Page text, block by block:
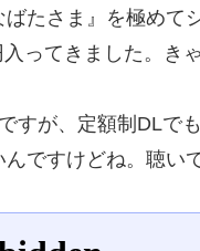
たさま』を極めて
ってきました。き
が、定額制DLで
ですけどね。聴い